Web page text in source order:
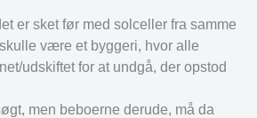
er sket før med solceller fra samme
være et byggeri, hvor alle
udskiftet for at undgå, der opstod
men beboerne derude, må da